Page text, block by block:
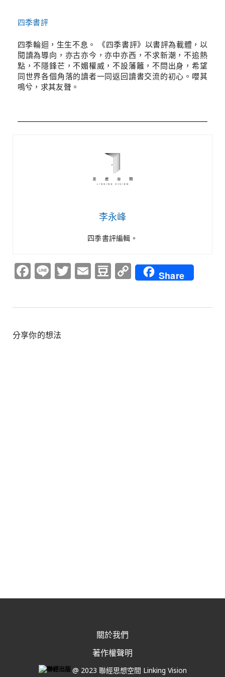
四季書評
四季輪迴，生生不息。 《四季書評》以書評為載體，以
閱讀為導向，亦古亦今，亦中亦西，不求新潮，不追熱
點，不隱鋒芒，不媚權威，不設藩籬，不問出身，希望
同世界各個角落的讀者一同返回讀書交流的初心。嚶其
鳴兮，求其友聲。
李永峰
四季書評編輯。
Facebook
LineTwitter
EmailDouban
Copy
Link
Share
分享你的想法
關於我們
著作權聲明
@ 2023 聯經思想空間 Linking Vision